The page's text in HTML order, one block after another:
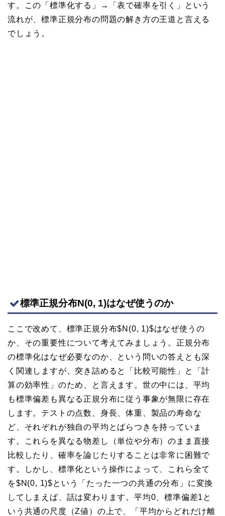
す。この「標準化する」→「表で確率を引く」という
流れが、標準正規分布の問題の解き方の王道と言える
でしょう。
標準正規分布N(0, 1)はなぜ使うのか
ここで改めて、標準正規分布$N(0, 1)$はなぜ使うの
か、その重要性について考えてみましょう。正規分布
の標準化はなぜ必要なのか、という問いの答えとも深
く関連しますが、突き詰めると「比較可能性」と「計
算の効率性」のため、と言えます。世の中には、平均
も標準偏差も異なる正規分布に従う事象が無限に存在
します。テストの点数、身長、体重、製品の寿命な
ど、それぞれが独自の平均とばらつきを持っていま
す。これらを異なる物差し（単位や分布）のまま直接
比較したり、確率を論じたりすることは非常に困難で
す。しかし、標準化という操作によって、これら全て
を$N(0, 1)$という「たった一つの共通の分布」に変換
してしまえば、話は変わります。平均0、標準偏差1と
いう共通の尺度（Z値）の上で、「平均からどれだけ離